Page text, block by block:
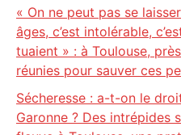
« On ne peut pas se
âges, c’est intolérable,
tuaient » : à Toulouse,
réunies pour sauver ces
Sécheresse : a-t-on le
Garonne ? Des intrépides